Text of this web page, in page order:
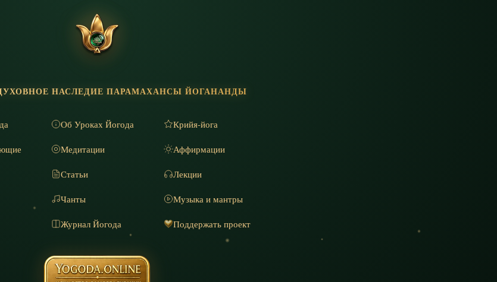
НАСЛЕДИЕ ПАРАМАХАНСЫ ЙОГАНАНДЫ
Об Уроках Йогода Крийя-йога
Медитации Аффирмации
Статьи Лекции
Чанты Музыка и мантры
Журнал Йогода Поддержать проект